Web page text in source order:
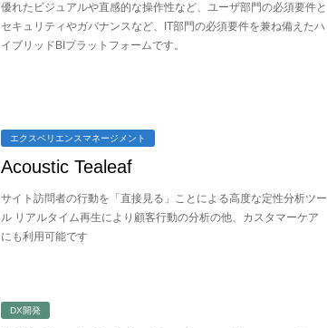
優れたビジュアルや直感的な操作性など、ユーザ部門の必須要件と
セキュリティやガバナンスなど、IT部門の必須要件を兼ね備えたハ
イブリッドBIプラットフォームです。
エクスペリエンスマネージメント
Acoustic Tealeaf
サイト訪問者の行動を「直接見る」ことによる高度な定性分析ツー
ル リアルタイム再生により顧客行動の分析の他、カスタマーケア
にも利用可能です
DX開発